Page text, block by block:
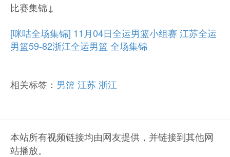
比赛集锦↓
[咪咕全场集锦] 11月04日全运男篮小组赛 江苏全运
男篮59-82浙江全运男篮 全场集锦
相关标签： 男篮 江苏浙江
本站所有视频链接均由网友提供，并链接到其他网
站播放。